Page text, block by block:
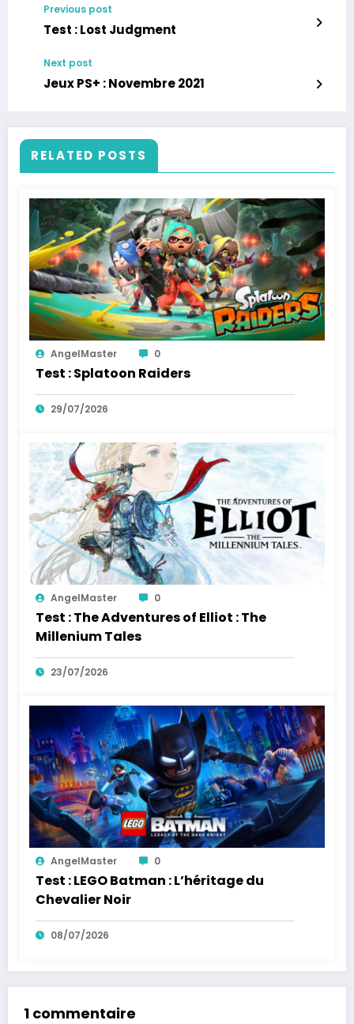
Previous post
Test : Lost Judgment
Next post
Jeux PS+ : Novembre 2021
RELATED POSTS
AngelMaster 0
Test : Splatoon Raiders
29/07/2026
AngelMaster 0
Test : The Adventures of Elliot : The
Millenium Tales
23/07/2026
AngelMaster 0
Test : LEGO Batman : L’héritage du
Chevalier Noir
08/07/2026
1 commentaire